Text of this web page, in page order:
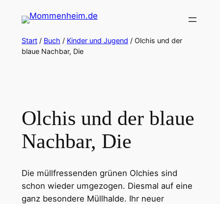
Inhalt
springen
Start/ Buch / Kinder und Jugend / Olchis und der
blaue Nachbar, Die
Olchis und der blaue
Nachbar, Die
Die müllfressenden grünen Olchies sind
schon wieder umgezogen. Diesmal auf eine
ganz besondere Müllhalde. Ihr neuer